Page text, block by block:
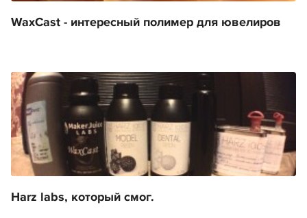
WaxCast - интересный полимер для ювелиров
Harz labs, который смог.